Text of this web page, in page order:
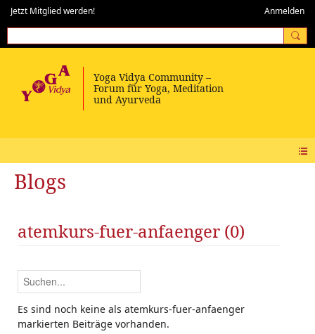
Jetzt Mitglied werden! Anmelden
Blogs
atemkurs-fuer-anfaenger (0)
Es sind noch keine als atemkurs-fuer-anfaenger
markierten Beiträge vorhanden.